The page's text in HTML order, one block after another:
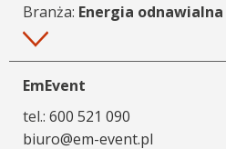
Branża: Energia odnawialna
Więcej
EmEvent
tel.: 600 521 090
biuro@em-event.pl